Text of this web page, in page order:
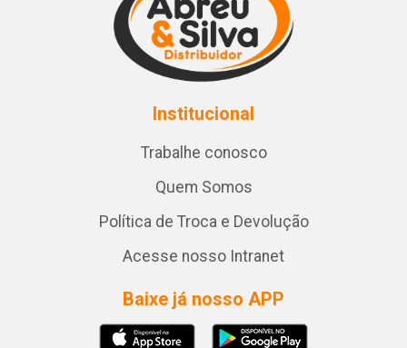
Institucional
Trabalhe conosco
Quem Somos
Política de Troca e Devolução
Acesse nosso Intranet
Baixe já nosso APP